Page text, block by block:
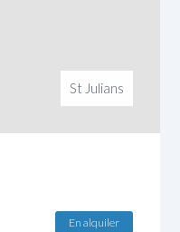
St Julians
En alquiler